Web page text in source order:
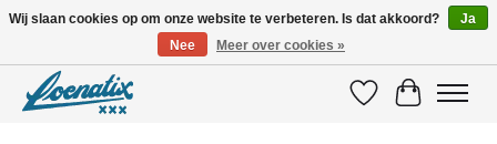
VerlanglijstWinkelwagen
Wij slaan cookies op om onze website te verbeteren. Is dat akkoord?
Ja
Nee
Meer over cookies »